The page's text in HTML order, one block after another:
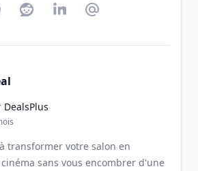
RedditLinkedInPartager par Email
DealsPlus
transformer votre salon en
sans vous encombrer d'une